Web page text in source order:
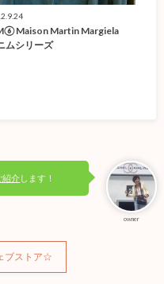
Maison Martin Margiela
ムシリーズ
owner
紹介します！
ブストア☆